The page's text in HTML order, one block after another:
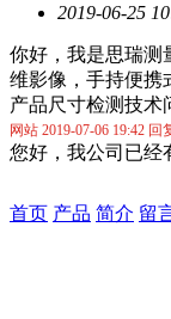
2019-06-25
你好，我是思瑞测
维影像，手持便携
产品尺寸检测技术
网站 2019-07-06 19:42 回
您好，我公司已经
首页 产品 简介 留